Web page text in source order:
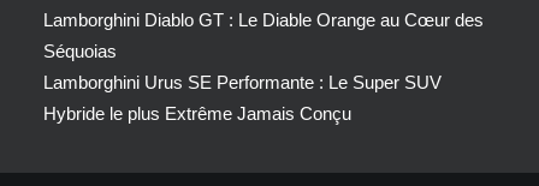
Lamborghini Diablo GT : Le Diable Orange au Cœur des
Séquoias
Lamborghini Urus SE Performante : Le Super SUV
Hybride le plus Extrême Jamais Conçu